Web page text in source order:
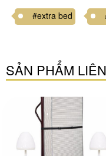
#extra bed
SẢN PHẨM